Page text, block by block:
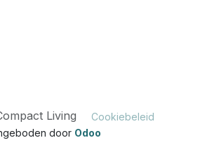
Living
Cookiebeleid
door Odoo